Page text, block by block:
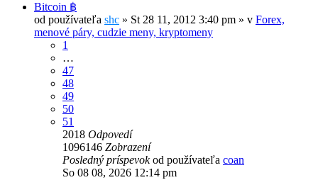
Bitcoin ฿
od používateľa shc » St 28 11, 2012 3:40 pm » v Forex,
menové páry, cudzie meny, kryptomeny
1
…
47
48
49
50
51
2018 Odpovedí
1096146 Zobrazení
Posledný príspevokod používateľa coan
So 08 08, 2026 12:14 pm